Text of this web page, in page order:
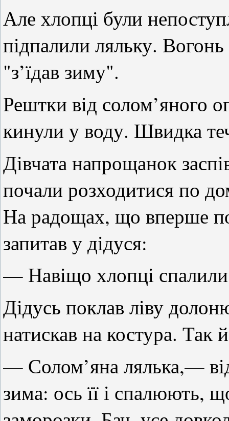
Але хлопці були
підпалили ляльку.
"з’їдав зиму".
Рештки від солом’яного
кинули у воду. Швидка
Дівчата напрощанок
почали розходитися по
На радощах, що вперше
запитав у дідуся:
— Навіщо хлопці
Дідусь поклав ліву
натискав на костура. Так
— Солом’яна лялька,—
зима: ось її і спалюють,